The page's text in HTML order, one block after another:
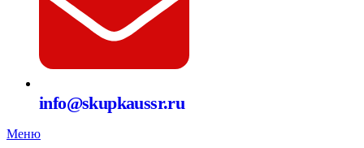
info@skupkaussr.ru
Меню